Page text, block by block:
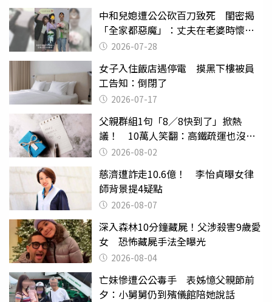
中和兒媳遭公公砍百刀致死 閨密揭
「全家都惡魔」：丈夫在老婆時懷孕
摔東西
2026-07-28
女子入住飯店遇停電 摸黑下樓被員
工告知：倒閉了
2026-07-17
父親群組1句「8／8快到了」掀熱
議！ 10萬人笑翻：高鐵疏運也沒列
父親節
2026-08-02
慈濟遭詐走10.6億！ 李怡貞曝女律
師背景提4疑點
2026-08-07
深入森林10分鐘藏屍！父涉殺害9歲愛
女 恐怖藏屍手法全曝光
2026-08-04
亡妹慘遭公公毒手 表姊憶父親節前
夕：小舅舅仍到殯儀館陪她說話